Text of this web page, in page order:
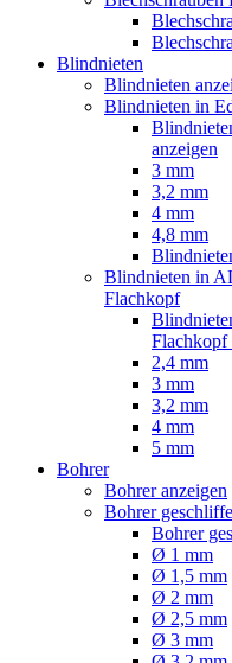
Blindnieten
Blindnieten
Blindnieten in
anzeigen
3 mm
3,2 mm
4 mm
4,8 mm
Blindnieten in
Flachkopf
Flachkopf
2,4 mm
3 mm
3,2 mm
4 mm
5 mm
Bohrer
Bohrer anzeigen
Bohrer
Bohrer
Ø 1 mm
Ø 1,5 mm
Ø 2 mm
Ø 2,5 mm
Ø 3 mm